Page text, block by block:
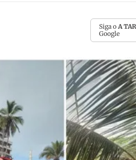
Siga o A
Google